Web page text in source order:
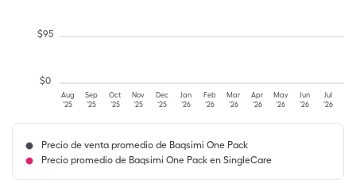
Aug
'25
Sep
'25
Oct
'25
Nov
'25
Dec
'25
Jan
'26
Feb
'26
Mar
'26
Apr
'26
May
'26
Jun
'26
Jul
'26
$0
$95
Precio de venta promedio de Baqsimi One Pack
Precio promedio de Baqsimi One Pack en SingleCare